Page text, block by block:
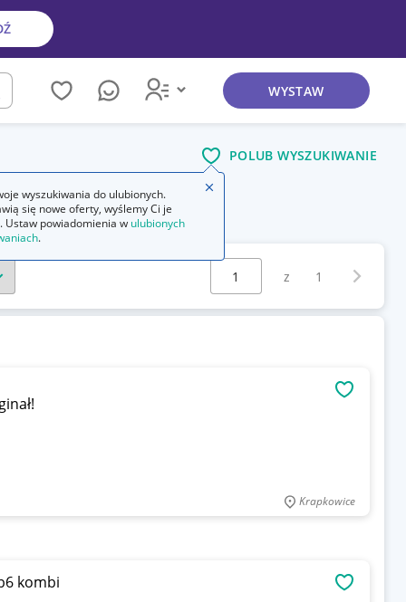
WYSTAW
POLUB WYSZUKIWANIE
Wybierz stronę:
z 1
Krapkowice
kombi
wyszukiwania do ulubionych.
się nowe oferty, wyślemy Ci je
Ustaw powiadomienia w ulubionych
.
Zamknij wskazówkę